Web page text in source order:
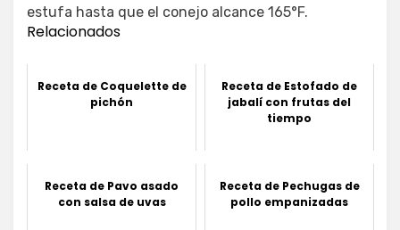
estufa hasta que el conejo alcance 165°F.
Relacionados
Receta de Coquelette de
pichón
Receta de Estofado de
jabalí con frutas del
tiempo
Receta de Pavo asado
con salsa de uvas
Receta de Pechugas de
pollo empanizadas